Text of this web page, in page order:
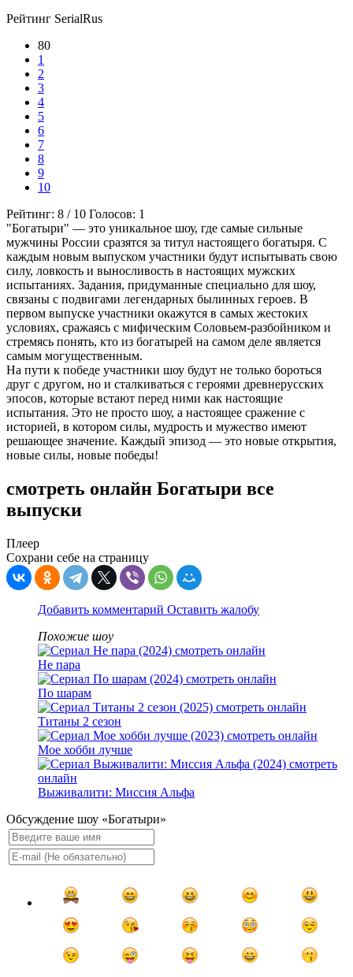
Рейтинг SerialRus
80
1
2
3
4
5
6
7
8
9
10
Рейтинг: 8 / 10 Голосов: 1
"Богатыри" — это уникальное шоу, где самые сильные
мужчины России сразятся за титул настоящего богатыря. С
каждым новым выпуском участники будут испытывать свою
силу, ловкость и выносливость в настоящих мужских
испытаниях. Задания, придуманные специально для шоу,
связаны с подвигами легендарных былинных героев. В
первом выпуске участники окажутся в самых жестоких
условиях, сражаясь с мифическим Соловьем-разбойником и
стремясь понять, кто из богатырей на самом деле является
самым могущественным.
На пути к победе участники шоу будут не только бороться
друг с другом, но и сталкиваться с героями древнерусских
эпосов, которые встают перед ними как настоящие
испытания. Это не просто шоу, а настоящее сражение с
историей, в котором силы, мудрость и мужество имеют
решающее значение. Каждый эпизод — это новые открытия,
новые силы, новые победы!
смотреть онлайн Богатыри все
выпуски
Плеер
Сохрани себе на страницу
Добавить комментарий Оставить жалобу
Похожие шоу
Не пара
По шарам
Титаны 2 сезон
Мое хобби лучше
Выживалити: Миссия Альфа
Обсуждение шоу «Богатыри»